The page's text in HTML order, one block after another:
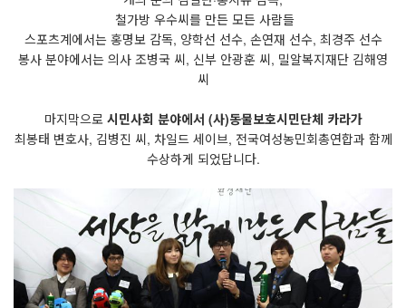
철가방 우수씨를 만든 모든 사람들
스포츠계에서는 홍명보 감독, 양학선 선수, 손연재 선수, 최경주 선수
봉사 분야에서는 의사 조병국 씨, 신부 안광훈 씨, 밀알복지재단 김해영
씨
마지막으로 시민사회 분야에서 (사)동물보호시민단체 카라가
최봉태 변호사, 김병진 씨, 차일드 세이브, 전국여성농민회총연합과 함께
수상하게 되었답니다.